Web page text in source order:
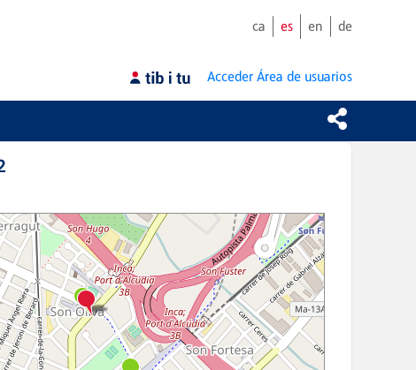
ca es en de
Acceder Área de usuarios